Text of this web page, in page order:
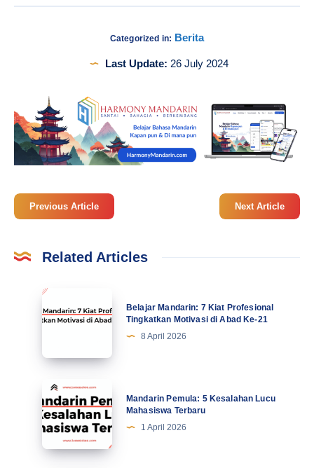
Categorized in: Berita
Last Update: 26 July 2024
Previous Article Next Article
Related Articles
Belajar
Mandarin:
Profesional
Tingkatkan
Motivasi
di
Abad
Ke-
Belajar Mandarin: 7 Kiat Profesional
Tingkatkan Motivasi di Abad Ke-21
8 April 2026
Mandarin
Pemula:
5
Kesalahan
Lucu
Mandarin Pemula: 5 Kesalahan Lucu
Mahasiswa Terbaru
1 April 2026